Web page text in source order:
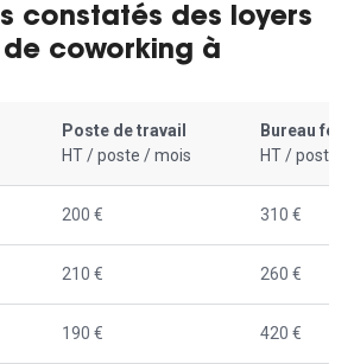
constatés des loyers
coworking à
Poste de travail
HT / poste / mois
Bureau
HT / poste /
200 € 310 €
210 € 260 €
190 € 420 €